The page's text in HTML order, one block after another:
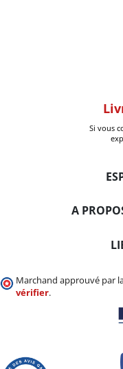
Si vous
A
Marchand approuvé par
vérifier.